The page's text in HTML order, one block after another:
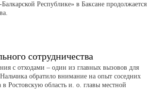
Республике» в Баксане продолжается
сотрудничества
с отходами – один из главных вызовов для
обратило внимание на опыт соседних
Ростовскую область и. о. главы местной